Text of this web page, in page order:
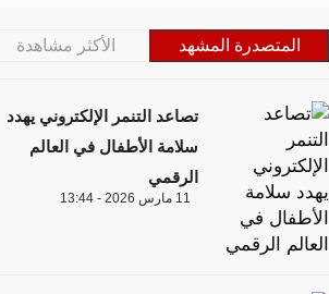
المتصدرة المشهد الأكثر مشاهدة
تصاعد التنمر الإلكتروني يهدد
سلامة الأطفال في العالم
الرقمي
11 مارس 2026 - 13:44